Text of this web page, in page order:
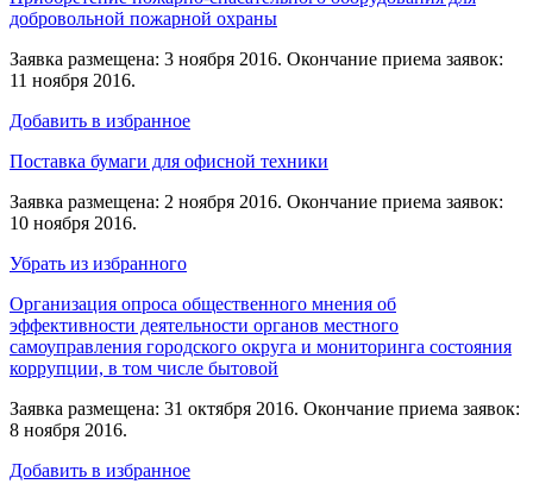
добровольной пожарной охраны
Заявка размещена: 3 ноября 2016. Окончание приема заявок:
11 ноября 2016.
Добавить в избранное
Поставка бумаги для офисной техники
Заявка размещена: 2 ноября 2016. Окончание приема заявок:
10 ноября 2016.
Убрать из избранного
Организация опроса общественного мнения об
эффективности деятельности органов местного
самоуправления городского округа и мониторинга состояния
коррупции, в том числе бытовой
Заявка размещена: 31 октября 2016. Окончание приема заявок:
8 ноября 2016.
Добавить в избранное